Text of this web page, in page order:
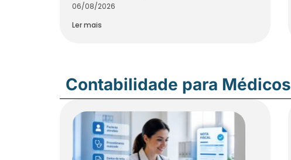
06/08/2026
Ler mais
Contabilidade para Médicos